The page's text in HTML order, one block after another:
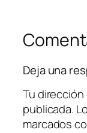
Deja una
Tu
publicada.
marcados